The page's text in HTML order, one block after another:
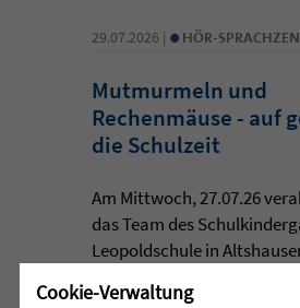
29.07.2026 | • HÖR-
Mutmurmeln und
Rechenmäuse - auf
die Schulzeit
Am Mittwoch, 27.07.26
das Team des
Leopoldschule in
emotionalen ...
Cookie-Verwaltung